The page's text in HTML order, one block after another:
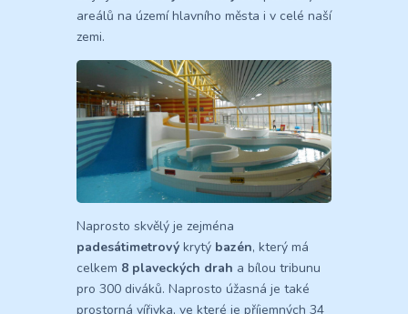
areálů na území hlavního města i v celé naší
zemi.
Naprosto skvělý je zejména
padesátimetrový krytý bazén, který má
celkem 8 plaveckých drah a bílou tribunu
pro 300 diváků. Naprosto úžasná je také
prostorná vířivka, ve které je příjemných 34